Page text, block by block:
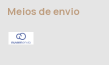
Meios de envio